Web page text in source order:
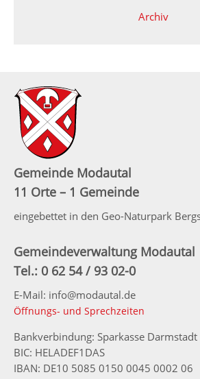
Archiv
Gemeinde Modautal
11 Orte – 1 Gemeinde
eingebettet in den Geo-Naturpark
Gemeindeverwaltung Modautal
Tel.: 0 62 54 / 93 02-0
E-Mail: info@modautal.de
Öffnungs- und Sprechzeiten
Bankverbindung: Sparkasse Darmstadt
BIC: HELADEF1DAS
IBAN: DE10 5085 0150 0045 0002 06